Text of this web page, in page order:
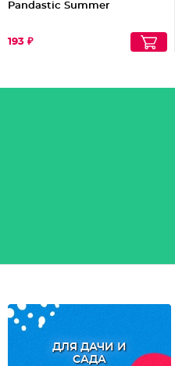
Pandastic Summer
193 ₽
ДЛЯ ДАЧИ И
САДА